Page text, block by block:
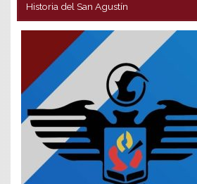
Historia del San Agustín